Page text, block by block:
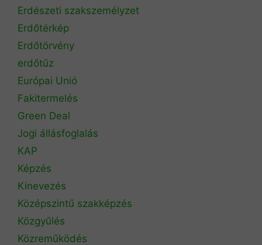
Erdészeti szakszemélyzet
Erdőtérkép
Erdőtörvény
erdőtűz
Európai Unió
Fakitermelés
Green Deal
Jogi állásfoglalás
KAP
Képzés
Kinevezés
Középszintű szakképzés
Közgyűlés
Közreműködés